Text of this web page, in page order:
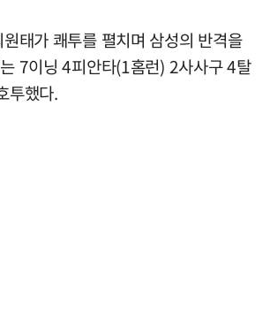
태가 쾌투를 펼치며 삼성의 반격을
7이닝 4피안타(1홈런) 2사사구 4탈
투했다.